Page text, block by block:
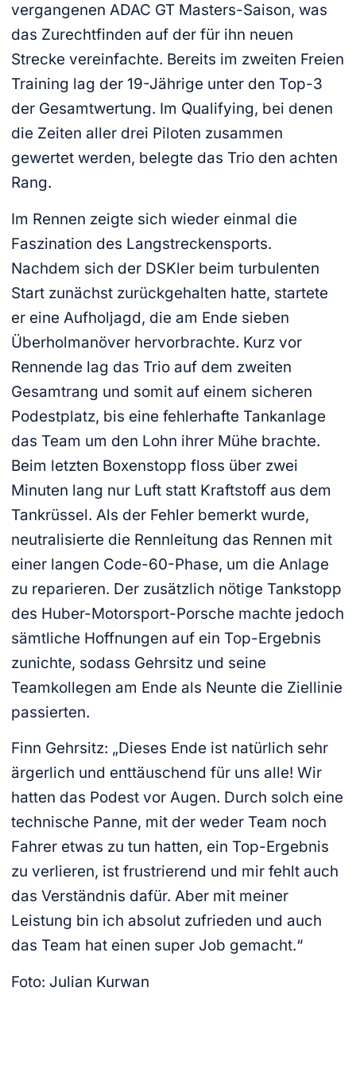
vergangenen ADAC GT Masters-Saison, was
das Zurechtfinden auf der für ihn neuen
Strecke vereinfachte. Bereits im zweiten Freien
Training lag der 19-Jährige unter den Top-3
der Gesamtwertung. Im Qualifying, bei denen
die Zeiten aller drei Piloten zusammen
gewertet werden, belegte das Trio den achten
Rang.
Im Rennen zeigte sich wieder einmal die
Faszination des Langstreckensports.
Nachdem sich der DSKler beim turbulenten
Start zunächst zurückgehalten hatte, startete
er eine Aufholjagd, die am Ende sieben
Überholmanöver hervorbrachte. Kurz vor
Rennende lag das Trio auf dem zweiten
Gesamtrang und somit auf einem sicheren
Podestplatz, bis eine fehlerhafte Tankanlage
das Team um den Lohn ihrer Mühe brachte.
Beim letzten Boxenstopp floss über zwei
Minuten lang nur Luft statt Kraftstoff aus dem
Tankrüssel. Als der Fehler bemerkt wurde,
neutralisierte die Rennleitung das Rennen mit
einer langen Code-60-Phase, um die Anlage
zu reparieren. Der zusätzlich nötige Tankstopp
des Huber-Motorsport-Porsche machte jedoch
sämtliche Hoffnungen auf ein Top-Ergebnis
zunichte, sodass Gehrsitz und seine
Teamkollegen am Ende als Neunte die Ziellinie
passierten.
Finn Gehrsitz: „Dieses Ende ist natürlich sehr
ärgerlich und enttäuschend für uns alle! Wir
hatten das Podest vor Augen. Durch solch eine
technische Panne, mit der weder Team noch
Fahrer etwas zu tun hatten, ein Top-Ergebnis
zu verlieren, ist frustrierend und mir fehlt auch
das Verständnis dafür. Aber mit meiner
Leistung bin ich absolut zufrieden und auch
das Team hat einen super Job gemacht.“
Foto: Julian Kurwan